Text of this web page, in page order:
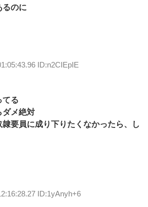
るのに
ID:n2CIEpIE
てる
ダメ絶対
要員に成り下りたくなかったら、し
ID:1yAnyh+6